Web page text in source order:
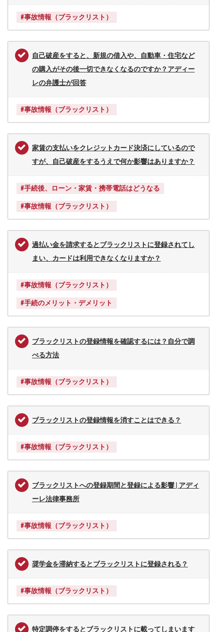
#事故情報（ブラックリスト）
自己破産をすると、新規の借入や、自動車・住宅など
の購入がその後一切できなくなるのですか？アディー
レの弁護士が回答
#事故情報（ブラックリスト）
家賃の支払いをクレジットカード決済にしているので
すが、自己破産をするうえで何か影響はありますか？
#手続後、ローン・家賃・携帯電話はどうなる
#事故情報（ブラックリスト）
過払い金を請求するとブラックリストに登録されてし
まい、カードは利用できなくなりますか？
#事故情報（ブラックリスト）
#手続のメリット・デメリット
ブラックリストの登録情報を確認するには？自分で調
べる方法
#事故情報（ブラックリスト）
ブラックリストの登録情報を消すことはできる？
#事故情報（ブラックリスト）
ブラックリストへの登録期間と登録による影響 | アディ
ーレ法律事務所
#事故情報（ブラックリスト）
奨学金を滞納するとブラックリストに登録される？
#事故情報（ブラックリスト）
特定調停をするとブラックリストに載ってしまいます